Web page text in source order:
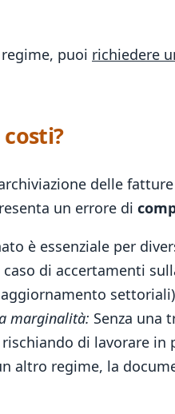
puoi richiedere
delle
un errore di
è essenziale per
di accertamenti
marginalità: Senza una
di lavorare
altro regime, la